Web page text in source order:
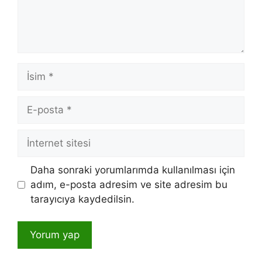
İsim
posta
İnternet
sitesi
Daha sonraki yorumlarımda kullanılması için
adım, e-posta adresim ve site adresim bu
tarayıcıya kaydedilsin.